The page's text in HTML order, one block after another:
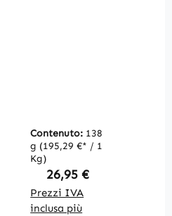
Contenuto: 138
g (195,29 €* / 1
Kg)
Regular price:
26,95 €
Prezzi IVA
inclusa più